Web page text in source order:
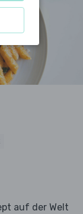
auf der Welt